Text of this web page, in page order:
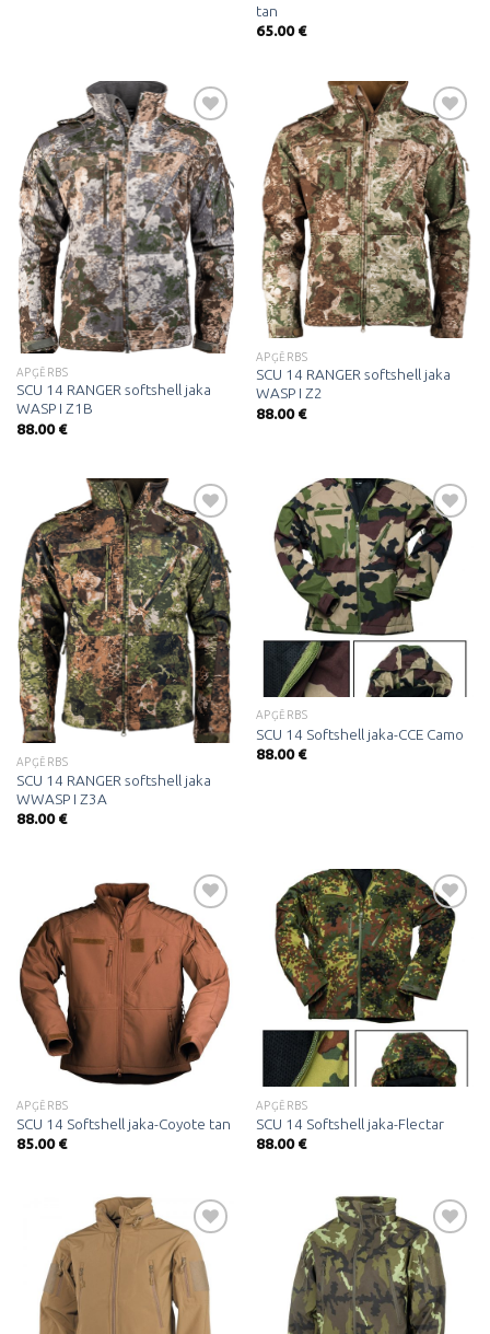
tan
65.00€
Pievienot
vēlmju
sarakstam
APĢĒRBS
SCU 14 RANGER softshell jaka
WASP I Z1B
88.00€
Pievienot
vēlmju
sarakstam
APĢĒRBS
SCU 14 RANGER softshell jaka
WASP I Z2
88.00€
Pievienot
vēlmju
sarakstam
APĢĒRBS
SCU 14 RANGER softshell jaka
WWASP I Z3A
88.00€
Pievienot
vēlmju
sarakstam
APĢĒRBS
SCU 14 Softshell jaka-CCE Camo
88.00€
Pievienot
vēlmju
sarakstam
APĢĒRBS
SCU 14 Softshell jaka-Coyote tan
85.00€
Pievienot
vēlmju
sarakstam
APĢĒRBS
SCU 14 Softshell jaka-Flectar
88.00€
Pievienot
vēlmju
sarakstam
Pievienot
vēlmju
sarakstam